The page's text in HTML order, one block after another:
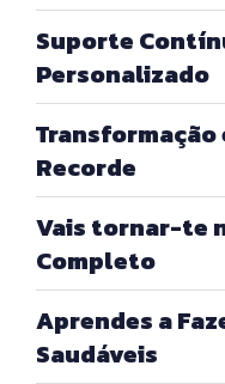
Suporte
Personalizado
Transformação
Recorde
Vais tornar-te
Completo
Aprendes a
Saudáveis